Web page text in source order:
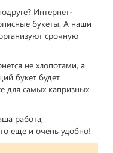
Интернет-
букеты. А наши
срочную
не хлопотами, а
букет будет
для самых капризных
работа,
еще и очень удобно!